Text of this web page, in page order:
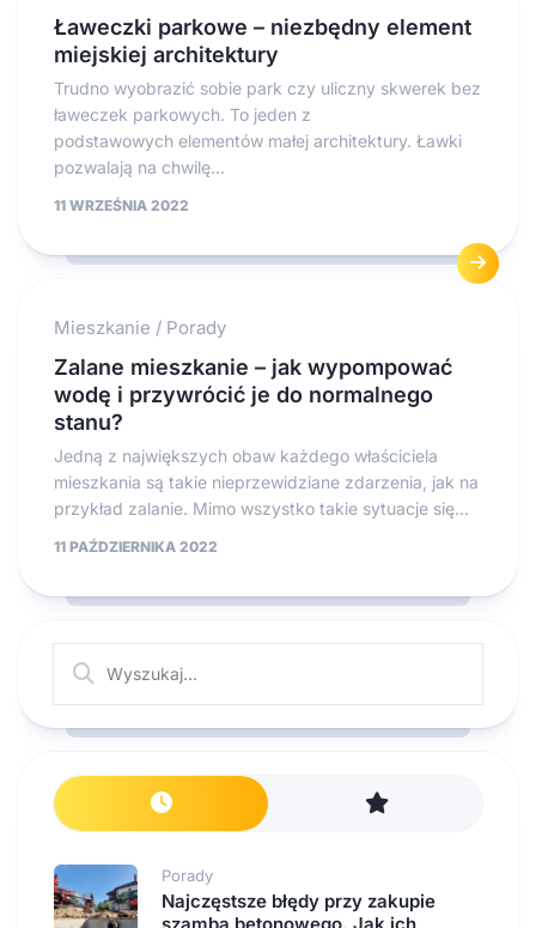
Ławeczki parkowe – niezbędny element
miejskiej architektury
Trudno wyobrazić sobie park czy uliczny skwerek bez
ławeczek parkowych. To jeden z
podstawowych elementów małej architektury. Ławki
pozwalają na chwilę...
11 WRZEŚNIA 2022
Mieszkanie / Porady
Zalane mieszkanie – jak wypompować
wodę i przywrócić je do normalnego
stanu?
Jedną z największych obaw każdego właściciela
mieszkania są takie nieprzewidziane zdarzenia, jak na
przykład zalanie. Mimo wszystko takie sytuacje się...
11 PAŹDZIERNIKA 2022
Porady
Najczęstsze błędy przy zakupie